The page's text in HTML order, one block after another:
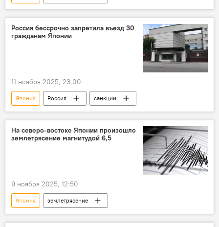
Россия бессрочно запретила въезд 30
гражданам Японии
11 ноября 2025, 23:00
Япония Россия санкции
На северо-востоке Японии произошло
землетрясение магнитудой 6,5
9 ноября 2025, 12:50
Япония землетрясение